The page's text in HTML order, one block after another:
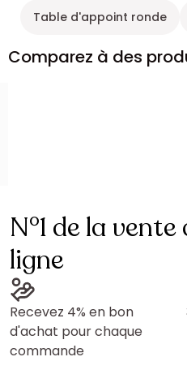
Table d'appoint ronde
Comparez à des
N°1 de la
ligne
Recevez 4% en bon
d'achat pour chaque
commande